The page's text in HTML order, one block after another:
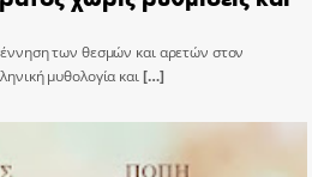
των θεσμών και αρετών στον
μυθολογία και[…]